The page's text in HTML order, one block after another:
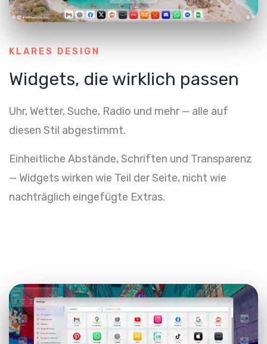
KLARES DESIGN
Widgets, die wirklich passen
Uhr, Wetter, Suche, Radio und mehr — alle auf
diesen Stil abgestimmt.
Einheitliche Abstände, Schriften und Transparenz
— Widgets wirken wie Teil der Seite, nicht wie
nachträglich eingefügte Extras.